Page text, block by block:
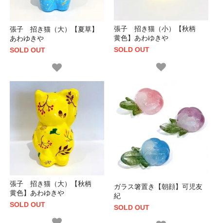
張子 招き猫（大）【夏草】
あわゆきや
SOLD OUT
張子 招き猫（小）【秋柄
黄色】あわゆきや
SOLD OUT
張子 招き猫（大）【秋柄
黄色】あわゆきや
SOLD OUT
ガラス箸置き【朝顔】可児友
紀
SOLD OUT